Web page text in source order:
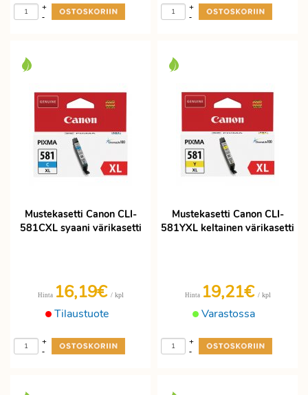
-
+
-
+
Mustekasetti Canon CLI-
581CXL syaani värikasetti
Tilaustuote
Hinta 16,19€ / kpl
-
+
Mustekasetti Canon CLI-
581YXL keltainen värikasetti
Varastossa
Hinta 19,21€ / kpl
-
+